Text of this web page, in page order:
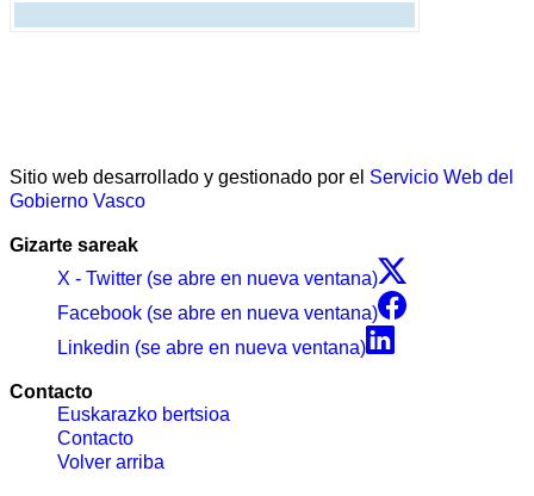
Sitio web desarrollado y gestionado por el Servicio Web del
Gobierno Vasco
Gizarte sareak
X - Twitter (se abre en nueva ventana)
Facebook (se abre en nueva ventana)
Linkedin (se abre en nueva ventana)
Contacto
Euskarazko bertsioa
Contacto
Volver arriba